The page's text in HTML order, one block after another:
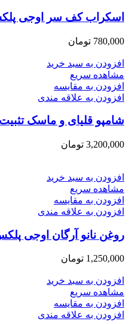
اسکراب کف سر اوجی
780,000 تومان
افزودن به سبد خرید
مشاهده سریع
افزودن به مقایسه
افزودن به علاقه مندی
شامپو قلیای و ماسک
3,200,000 تومان
افزودن به سبد خرید
مشاهده سریع
افزودن به مقایسه
افزودن به علاقه مندی
روغن نانو آرگان اوجی
1,250,000 تومان
افزودن به سبد خرید
مشاهده سریع
افزودن به مقایسه
افزودن به علاقه مندی